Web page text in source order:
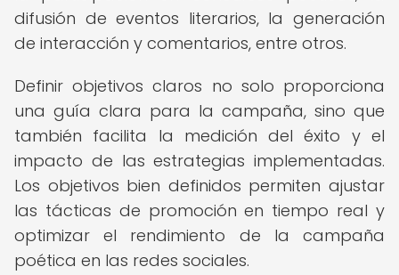
difusión de eventos literarios, la generación
de interacción y comentarios, entre otros.
Definir objetivos claros no solo proporciona
una guía clara para la campaña, sino que
también facilita la medición del éxito y el
impacto de las estrategias implementadas.
Los objetivos bien definidos permiten ajustar
las tácticas de promoción en tiempo real y
optimizar el rendimiento de la campaña
poética en las redes sociales.